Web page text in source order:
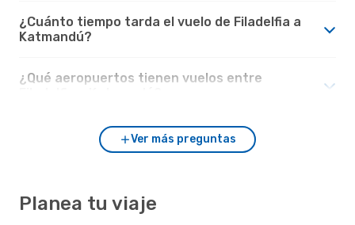
¿Cuánto tiempo tarda el vuelo de Filadelfia a
Katmandú?
¿Qué aeropuertos tienen vuelos entre
Ver más preguntas
Planea tu viaje